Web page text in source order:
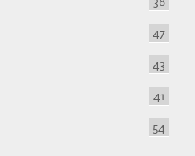
47
43
41
54